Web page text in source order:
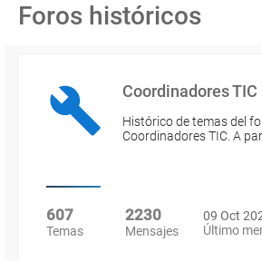
Foros históricos
Coordinadores TIC
Histórico de temas del
Coordinadores TIC. A
607
Temas
2230
Mensajes
09 Oct
Último